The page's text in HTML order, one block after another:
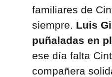
familiares de
siempre. Luis
puñaladas en
ese día falta
compañera